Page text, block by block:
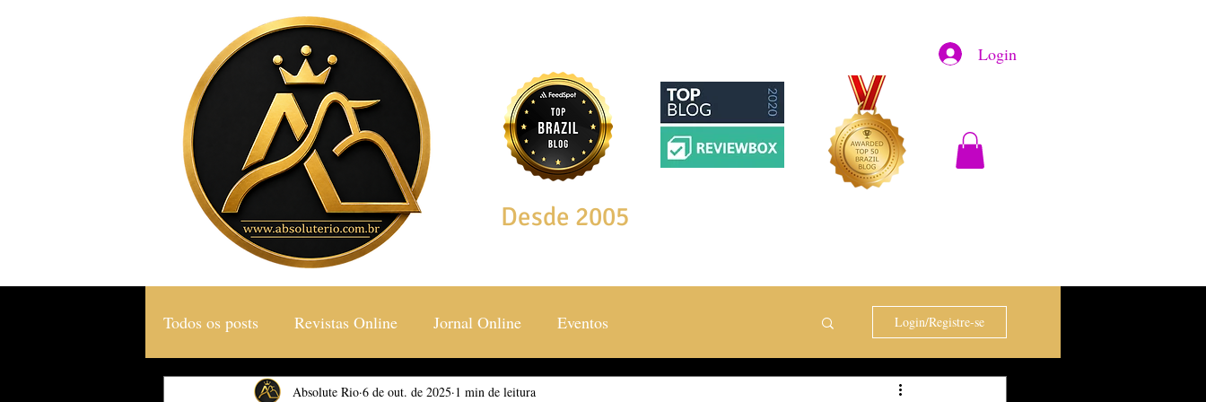
Login
Desde 2005
Todos os posts Revistas Online Jornal Online Eventos
Gastronomia & Turismo Social & Estilos Saúde & Bem Estar
Login/Registre-se
Absolute Rio 6 de out. de 2025 1 min de leitura